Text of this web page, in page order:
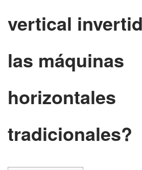
vertical
las máquinas
horizontales
tradicionales?